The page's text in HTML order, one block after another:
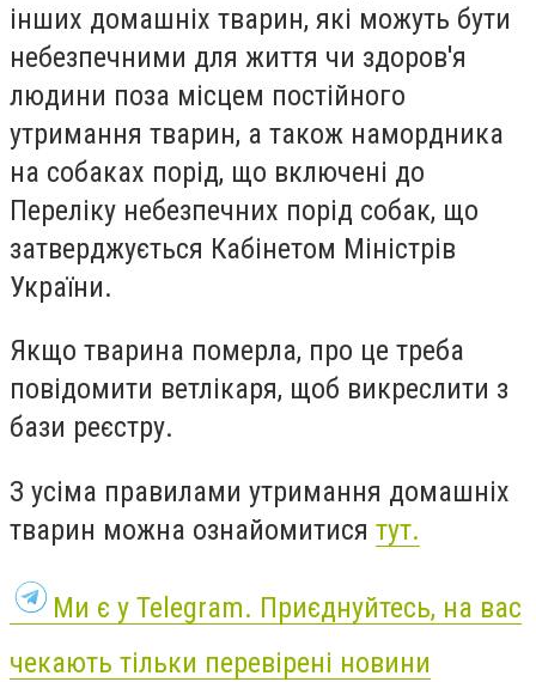
інших домашніх тварин, які можуть бути
небезпечними для життя чи здоров'я
людини поза місцем постійного
утримання тварин, а також намордника
на собаках порід, що включені до
Переліку небезпечних порід собак, що
затверджується Кабінетом Міністрів
України.
Якщо тварина померла, про це треба
повідомити ветлікаря, щоб викреслити з
бази реєстру.
З усіма правилами утримання домашніх
тварин можна ознайомитися тут.
Ми є у Telegram. Приєднуйтесь, на вас
чекають тільки перевірені новини